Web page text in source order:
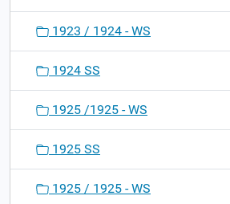
1923 / 1924 - WS
1924 SS
1925 /1925 - WS
1925 SS
1925 / 1925 - WS